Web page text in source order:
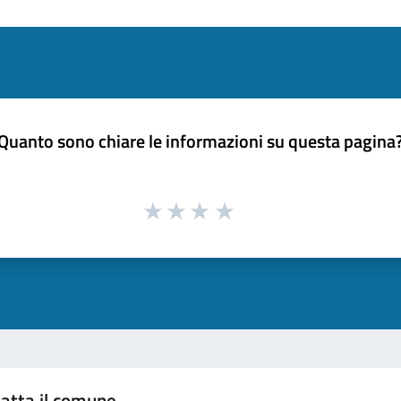
sono chiare le informazioni su questa